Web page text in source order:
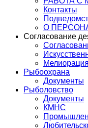
Контакты
О
Согласование
Мелиорация
Рыбоохрана
Документы
Рыболовство
Документы
КМНС